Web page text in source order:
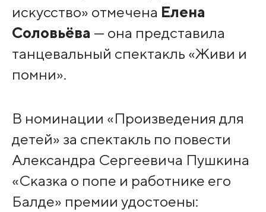
искусство» отмечена Елена
Соловьёва — она представила
танцевальный спектакль «Живи и
помни».
В номинации «Произведения для
детей» за спектакль по повести
Александра Сергеевича Пушкина
«Сказка о попе и работнике его
Балде» премии удостоены: